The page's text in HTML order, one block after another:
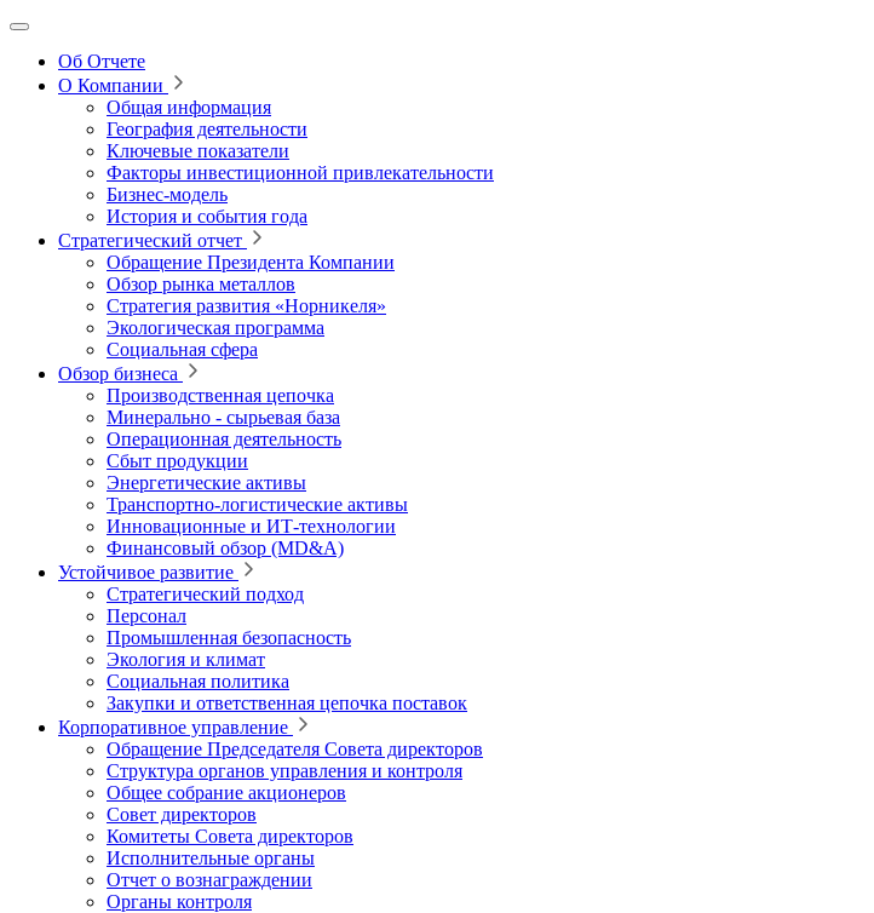
Об Отчете
О Компании
Общая информация
География деятельности
Ключевые показатели
Факторы инвестиционной привлекательности
Бизнес-модель
История и события года
Стратегический отчет
Обращение Президента Компании
Обзор рынка металлов
Стратегия развития «Норникеля»
Экологическая программа
Социальная сфера
Обзор бизнеса
Производственная цепочка
Минерально ‑ сырьевая база
Операционная деятельность
Сбыт продукции
Энергетические активы
Транспортно-логистические активы
Инновационные и ИТ‑технологии
Финансовый обзор (MD&A)
Устойчивое развитие
Стратегический подход
Персонал
Промышленная безопасность
Экология и климат
Социальная политика
Закупки и ответственная цепочка поставок
Корпоративное управление
Обращение Председателя Совета директоров
Структура органов управления и контроля
Общее собрание акционеров
Совет директоров
Комитеты Совета директоров
Исполнительные органы
Отчет о вознаграждении
Органы контроля